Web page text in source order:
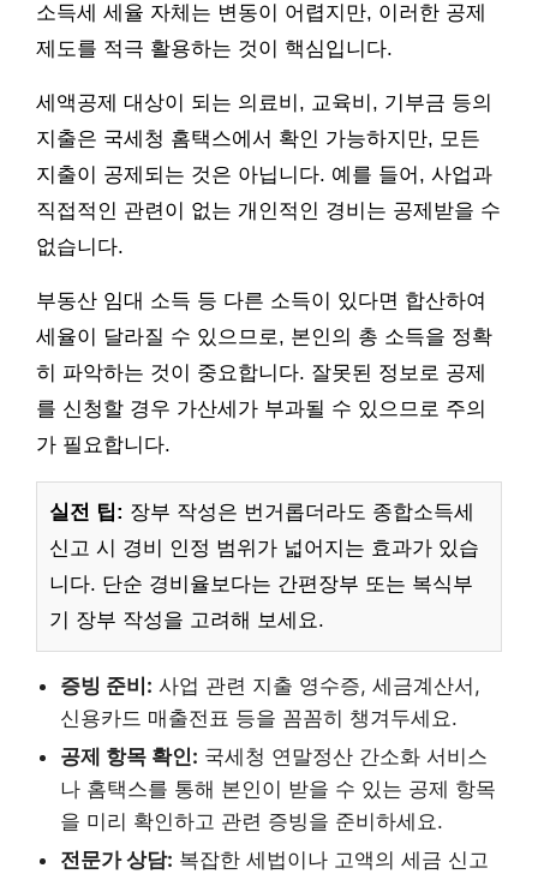
소득세 세율 자체는 변동이 어렵지만, 이러한 공제
제도를 적극 활용하는 것이 핵심입니다.
세액공제 대상이 되는 의료비, 교육비, 기부금 등의
지출은 국세청 홈택스에서 확인 가능하지만, 모든
지출이 공제되는 것은 아닙니다. 예를 들어, 사업과
직접적인 관련이 없는 개인적인 경비는 공제받을 수
없습니다.
부동산 임대 소득 등 다른 소득이 있다면 합산하여
세율이 달라질 수 있으므로, 본인의 총 소득을 정확
히 파악하는 것이 중요합니다. 잘못된 정보로 공제
를 신청할 경우 가산세가 부과될 수 있으므로 주의
가 필요합니다.
실전 팁: 장부 작성은 번거롭더라도 종합소득세
신고 시 경비 인정 범위가 넓어지는 효과가 있습
니다. 단순 경비율보다는 간편장부 또는 복식부
기 장부 작성을 고려해 보세요.
증빙 준비: 사업 관련 지출 영수증, 세금계산서,
신용카드 매출전표 등을 꼼꼼히 챙겨두세요.
공제 항목 확인: 국세청 연말정산 간소화 서비스
나 홈택스를 통해 본인이 받을 수 있는 공제 항목
을 미리 확인하고 관련 증빙을 준비하세요.
전문가 상담: 복잡한 세법이나 고액의 세금 신고